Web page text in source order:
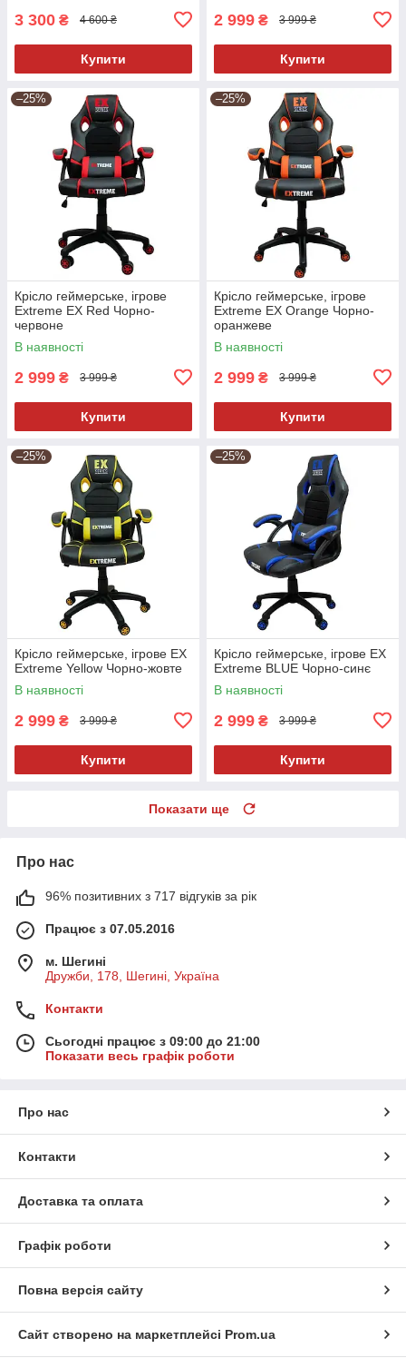
3 300 ₴ 4 600 ₴
Купити
2 999 ₴ 3 999 ₴
Купити
–25%
Крісло геймерське, ігрове
Extreme EX Red Чорно-
червоне
В наявності
2 999 ₴ 3 999 ₴
Купити
–25%
Крісло геймерське, ігрове
Extreme EX Orange Чорно-
оранжеве
В наявності
2 999 ₴ 3 999 ₴
Купити
–25%
Крісло геймерське, ігрове EX
Extreme Yellow Чорно-жовте
В наявності
2 999 ₴ 3 999 ₴
Купити
–25%
Крісло геймерське, ігрове EX
Extreme BLUE Чорно-синє
В наявності
2 999 ₴ 3 999 ₴
Купити
Показати ще
Про нас
96% позитивних з 717 відгуків за рік
Працює з 07.05.2016
м. Шегині
Дружби, 178, Шегині, Україна
Контакти
Сьогодні працює з 09:00 до 21:00
Показати весь графік роботи
Про нас
Контакти
Доставка та оплата
Графік роботи
Повна версія сайту
Сайт створено на маркетплейсі Prom.ua